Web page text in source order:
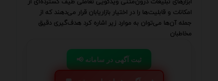
امکانات و قابلیت‌ها را در اختیار بازاریابان قرار می‌دهند که از
جمله آن‌ها می‌توان به موارد زیر اشاره کرد هدف‌گیری دقیق
مخاطبان
📢 ثبت آگهی در سامانه